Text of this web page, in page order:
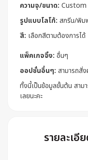
ความจุ/ขนาด: Custom
รูปแบบโลโก้: สกรีน/พิม
สี: เลือกสีตามต้องการได้
แพ็คเกจจิ้ง: อื่นๆ
ออปชั่นอื่นๆ: สามารถสั่
ทั้งนี้เป็นข้อมูลขั้นต้น สาม
เลยนะคะ
รายละเอี